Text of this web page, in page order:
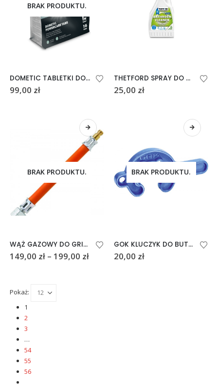
BRAK PRODUKTU.
DOMETIC TABLETKI DO TOALETY TURYSTYCZNEJ POWERCARE TABS 16
99,00 zł
THETFORD SPRAY DO CZYSZCZENIA ŁAZIENEK BATHROOM CLEANAER 0,5 l
25,00 zł
BRAK PRODUKTU.
produkt
ma
Opcje
WĄŻ GAZOWY DO GRILLA NA SZYBKOZŁĄCZKĘ
149,00 zł – 199,00 złZakres
BRAK PRODUKTU.
GOK KLUCZYK DO BUTLI GAZOWEJ
20,00 zł
Pokaż:
1
2
3
…
54
55
56